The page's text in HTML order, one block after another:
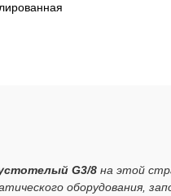
G3/8 на этой
оборудования,